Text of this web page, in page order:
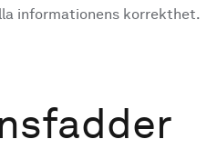
informationens korrekthet.